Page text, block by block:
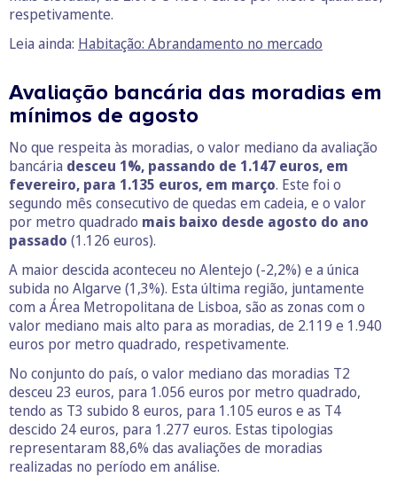
respetivamente.
Leia ainda: Habitação: Abrandamento no mercado
Avaliação bancária das moradias em
mínimos de agosto
No que respeita às moradias, o valor mediano da avaliação
bancária desceu 1%, passando de 1.147 euros, em
fevereiro, para 1.135 euros, em março. Este foi o
segundo mês consecutivo de quedas em cadeia, e o valor
por metro quadrado mais baixo desde agosto do ano
passado (1.126 euros).
A maior descida aconteceu no Alentejo (-2,2%) e a única
subida no Algarve (1,3%). Esta última região, juntamente
com a Área Metropolitana de Lisboa, são as zonas com o
valor mediano mais alto para as moradias, de 2.119 e 1.940
euros por metro quadrado, respetivamente.
No conjunto do país, o valor mediano das moradias T2
desceu 23 euros, para 1.056 euros por metro quadrado,
tendo as T3 subido 8 euros, para 1.105 euros e as T4
descido 24 euros, para 1.277 euros. Estas tipologias
representaram 88,6% das avaliações de moradias
realizadas no período em análise.